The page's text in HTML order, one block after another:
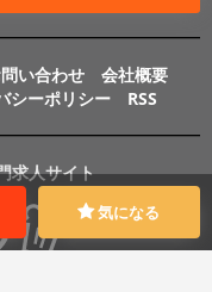
気になる
い合わせ
会社概要
シーポリシー RSS
求人サイト